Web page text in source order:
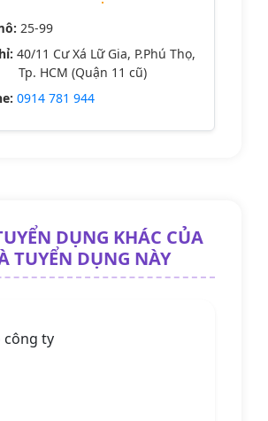
25-99
40/11 Cư Xá Lữ Gia, P.Phú Thọ,
Tp. HCM (Quận 11 cũ)
0914 781 944
DỤNG KHÁC CỦA
TUYỂN DỤNG NÀY